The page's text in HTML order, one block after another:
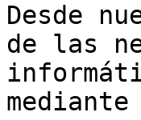
Desde
de las